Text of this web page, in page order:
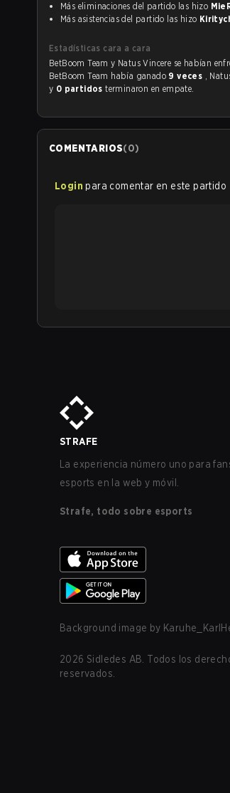
Más eliminaciones del partido las hizo
Más asistencias del partido las hizo
Estadísticas cara a cara
BetBoom
BetBoom Team había ganado 9 veces ,
y 0 partidosterminaron en empate.
COMENTARIOS(0)
Login para comentar en este partido
STRAFE
La experiencia número uno para
esports en la web y móvil.
Strafe, todo sobre esports
Background image by
2026 Sidledes AB. Todos los
reservados.